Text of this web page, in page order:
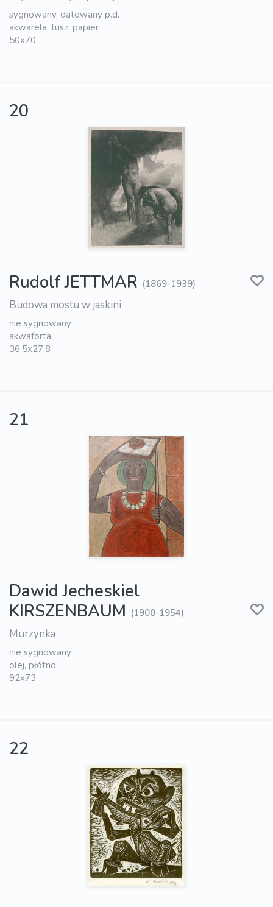
sygnowany, datowany p.d.
akwarela, tusz, papier
50x70
20
Rudolf JETTMAR (1869-1939)
Budowa mostu w jaskini
nie sygnowany
akwaforta
36.5x27.8
21
Dawid Jecheskiel
KIRSZENBAUM (1900-1954)
Murzynka
nie sygnowany
olej, płótno
92x73
22